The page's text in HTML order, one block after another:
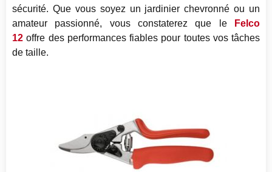
sécurité. Que vous soyez un jardinier chevronné ou un
amateur passionné, vous constaterez que le
Felco
12 offre des performances fiables pour toutes vos tâches
de taille.